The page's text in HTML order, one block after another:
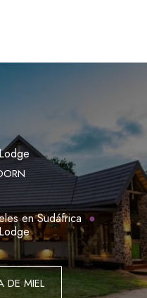
en Sudáfrica
DE MIEL